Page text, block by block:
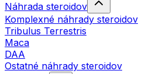
Náhrada steroidov
Komplexné náhrady steroidov
Tribulus Terrestris
Maca
DAA
Ostatné náhrady steroidov